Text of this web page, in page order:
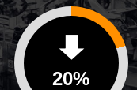
20%